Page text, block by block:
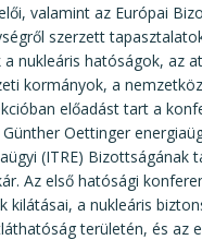
valamint az Európai
szerzett
nukleáris hatóságok, az
kormányok, a
előadást tart a
Oettinger
(ITRE)
Az első hatósági
kilátásai, a nukleáris
területén, és az